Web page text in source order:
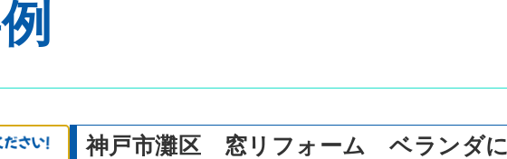
神戸市灘区 窓リフォーム ベランダ